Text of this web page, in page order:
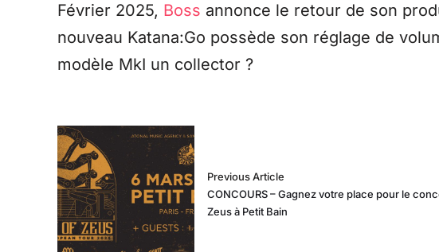
Février 2025, Boss annonce le retour de son
nouveau Katana:Go possède son réglage de
modèle MkI un collector ?
Previous Article
CONCOURS – Gagnez votre place pour le
Zeus à Petit Bain